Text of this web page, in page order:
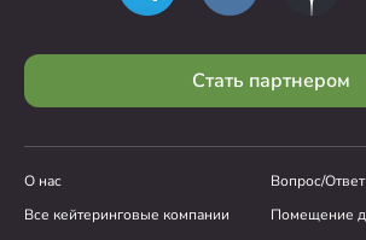
Стать партнером
О нас
Вопрос/Ответ
Все кейтеринговые компании
Помещение